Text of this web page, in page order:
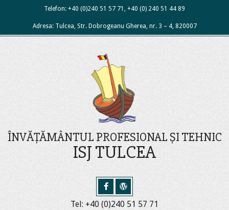
Telefon: +40 (0)240 51 57 71, +40 (0) 240 51 44 89
Adresa: Tulcea, Str. Dobrogeanu Gherea, nr. 3 – 4, 820007
ÎNVĂȚĂMÂNTUL PROFESIONAL ȘI TEHNIC
ISJ TULCEA
Tel: +40 (0)240 51 57 71